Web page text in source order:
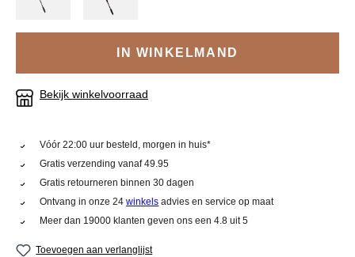
IN WINKELMAND
Bekijk winkelvoorraad
Vóór 22:00 uur besteld, morgen in huis*
Gratis verzending vanaf 49.95
Gratis retourneren binnen 30 dagen
Ontvang in onze 24winkels advies en service op maat
Meer dan 19000 klanten geven ons een 4.8 uit 5
Toevoegen aan verlanglijst